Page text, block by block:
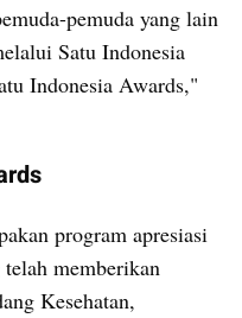
pemuda yang lain
Satu Indonesia
Indonesia Awards,"
program apresiasi
memberikan
Kesehatan,